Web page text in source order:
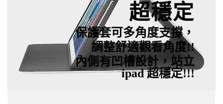
超穩定
保護套可多角度支撐，
調整舒適觀看角度!!
內側有凹槽設計，站立
ipad 超穩定!!!